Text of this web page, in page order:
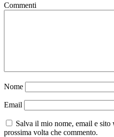
Commenti
Nome
Email
Salva il mio nome, email e sito
prossima volta che commento.